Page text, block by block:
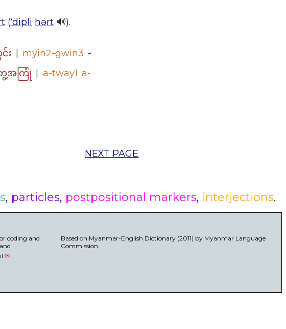
(ˈdipli hərt 🔊).
း | myin2-gwin3 -
အကြုံ | a-tway1 a-
NEXT PAGE
, particles, postpositional markers, interjections.
coding and
✉:
Based on Myanmar-English Dictionary (2011) by Myanmar Language
Commission.